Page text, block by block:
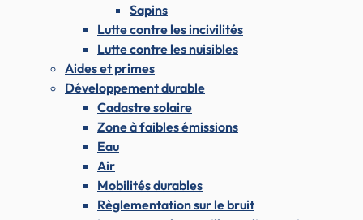
Sapins
Lutte contre les incivilités
Lutte contre les nuisibles
Aides et primes
Développement durable
Cadastre solaire
Zone à faibles émissions
Eau
Air
Mobilités durables
Règlementation sur le bruit